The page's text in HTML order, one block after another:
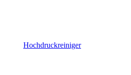
Hochdruckreiniger